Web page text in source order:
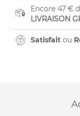
Encore 47 €
LIVRAISON
Satisfait ou